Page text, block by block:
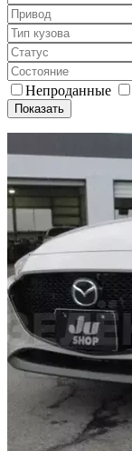
Непроданные
Показать